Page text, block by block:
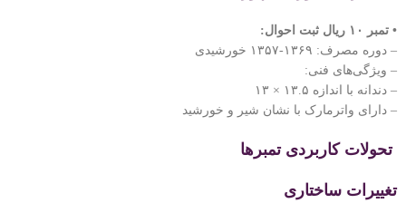
• تمبر ۱۰ ریال ثبت احوال:
– دوره مصرف: ۱۳۶۹-۱۳۵۷ خورشیدی
– ویژگی‌های فنی:
– دندانه با اندازه ۱۳.۵ × ۱۳
– دارای واترمارک با نشان شیر و خورشید
تحولات کاربردی تمبرها
تغییرات ساختاری